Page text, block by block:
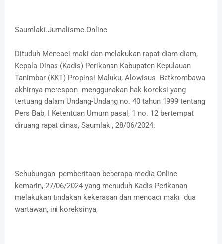
Saumlaki.Jurnalisme.Online
Dituduh Mencaci maki dan melakukan rapat diam-diam,
Kepala Dinas (Kadis) Perikanan Kabupaten Kepulauan
Tanimbar (KKT) Propinsi Maluku, Alowisus Batkrombawa
akhirnya merespon menggunakan hak koreksi yang
tertuang dalam Undang-Undang no. 40 tahun 1999 tentang
Pers Bab, I Ketentuan Umum pasal, 1 no. 12 bertempat
diruang rapat dinas, Saumlaki, 28/06/2024.
Sehubungan pemberitaan beberapa media Online
kemarin, 27/06/2024 yang menuduh Kadis Perikanan
melakukan tindakan kekerasan dan mencaci maki dua
wartawan, ini koreksinya,